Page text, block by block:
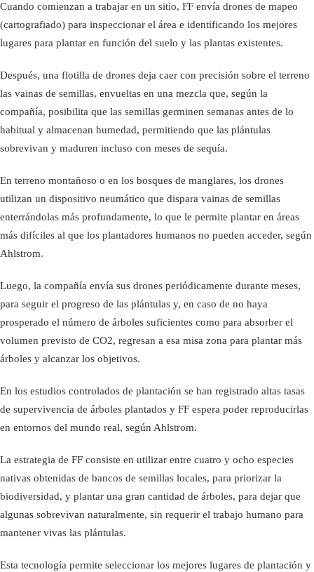
Cuando comienzan a trabajar en un sitio, FF envía drones de mapeo
(cartografiado) para inspeccionar el área e identificando los mejores
lugares para plantar en función del suelo y las plantas existentes.
Después, una flotilla de drones deja caer con precisión sobre el terreno
las vainas de semillas, envueltas en una mezcla que, según la
compañía, posibilita que las semillas germinen semanas antes de lo
habitual y almacenan humedad, permitiendo que las plántulas
sobrevivan y maduren incluso con meses de sequía.
En terreno montañoso o en los bosques de manglares, los drones
utilizan un dispositivo neumático que dispara vainas de semillas
enterrándolas más profundamente, lo que le permite plantar en áreas
más difíciles al que los plantadores humanos no pueden acceder, según
Ahlstrom.
Luego, la compañía envía sus drones periódicamente durante meses,
para seguir el progreso de las plántulas y, en caso de no haya
prosperado el número de árboles suficientes como para absorber el
volumen previsto de CO2, regresan a esa misa zona para plantar más
árboles y alcanzar los objetivos.
En los estudios controlados de plantación se han registrado altas tasas
de supervivencia de árboles plantados y FF espera poder reproducirlas
en entornos del mundo real, según Ahlstrom.
La estrategia de FF consiste en utilizar entre cuatro y ocho especies
nativas obtenidas de bancos de semillas locales, para priorizar la
biodiversidad, y plantar una gran cantidad de árboles, para dejar que
algunas sobrevivan naturalmente, sin requerir el trabajo humano para
mantener vivas las plántulas.
Esta tecnología permite seleccionar los mejores lugares de plantación y